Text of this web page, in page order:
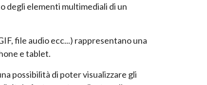
degli elementi multimediali di un
file audio ecc...) rappresentano una
e tablet.
possibilità di poter visualizzare gli